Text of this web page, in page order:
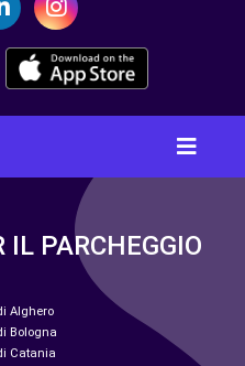
PARCHEGGIO
Alghero
Bologna
Catania